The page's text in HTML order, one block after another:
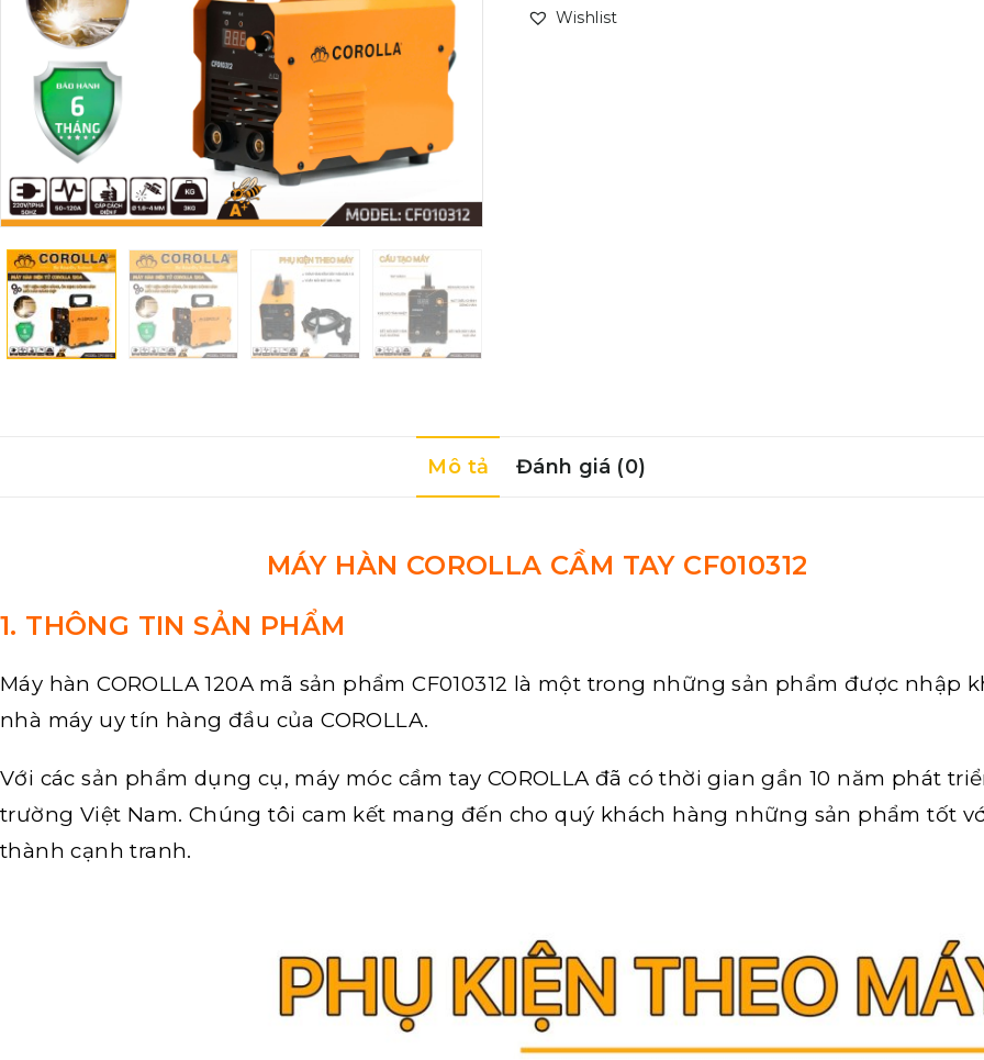
Wishlist
Mô tả Đánh giá (0)
MÁY HÀN COROLLA CẦM TAY CF010312
1. THÔNG TIN SẢN PHẨM
Máy hàn COROLLA120A mã sản phẩm CF010312 là một trong những sản phẩm được nhập
nhà máy uy tín hàng đầu của COROLLA.
Với các sản phẩm dụng cụ, máy móc cầm tay COROLLA đã có thời gian gần 10 năm phát
trường Việt Nam. Chúng tôi cam kết mang đến cho quý khách hàng những sản phẩm tốt
thành cạnh tranh.